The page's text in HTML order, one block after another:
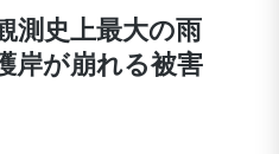
測史上最大の雨
が崩れる被害